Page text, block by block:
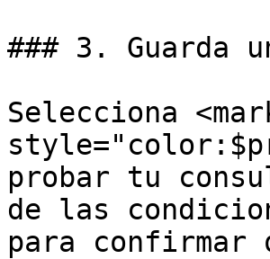
### 3. Guarda
Selecciona
probar tu
de las
para confirmar